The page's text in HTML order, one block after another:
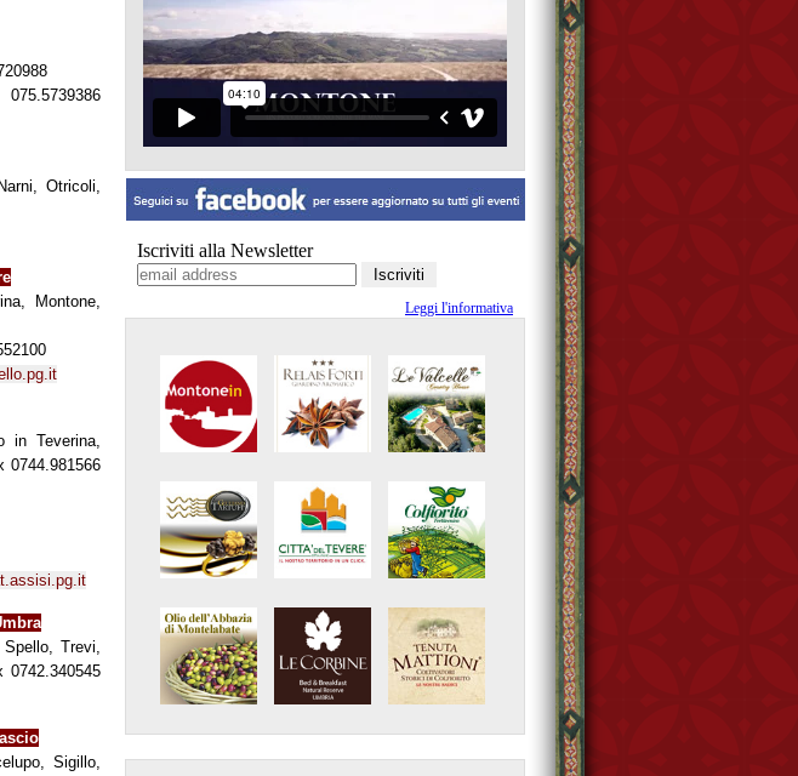
Otricoli,
Montone,
in Teverina,
0744.981566
Trevi,
0742.340545
Sigillo,
Iscriviti alla Newsletter
Leggi l'informativa